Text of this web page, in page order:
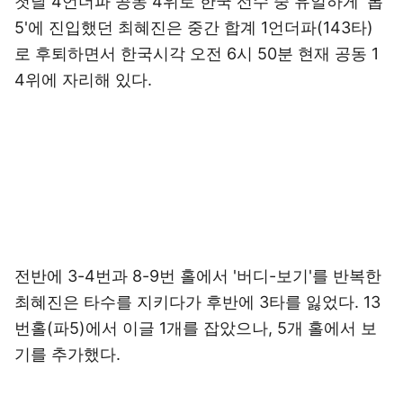
5'에 진입했던 최혜진은 중간 합계 1언더파(143타)
로 후퇴하면서 한국시각 오전 6시 50분 현재 공동 1
4위에 자리해 있다.
전반에 3-4번과 8-9번 홀에서 '버디-보기'를 반복한
최혜진은 타수를 지키다가 후반에 3타를 잃었다. 13
번홀(파5)에서 이글 1개를 잡았으나, 5개 홀에서 보
기를 추가했다.